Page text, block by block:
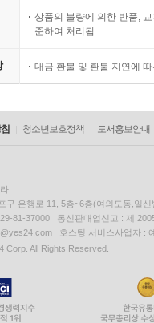
상품의 불량에 의한 반품,
준하여 처리됨
대금 환불 및 환불 지연에
청소년보호정책 도서홍보안내
구 은행로 11, 5층~6층(여의도동,일신
81-37000 통신판매업신고 : 제
호스팅 서비스사업자 :
Corp. All Rights Reserved.